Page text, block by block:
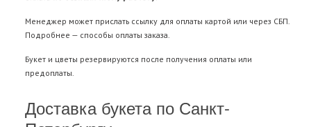
Менеджер может прислать ссылку для оплаты картой или через СБП.
Подробнее — способы оплаты заказа.
Букет и цветы резервируются после получения оплаты или
предоплаты.
Доставка букета по Санкт-